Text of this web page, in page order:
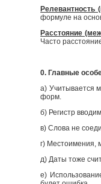
Релевантность
формуле на
Расстояние
Часто
0. Главные
а) Учитывается
форм.
б) Регистр
в) Слова не
г) Местоимения,
д) Даты тоже
е)